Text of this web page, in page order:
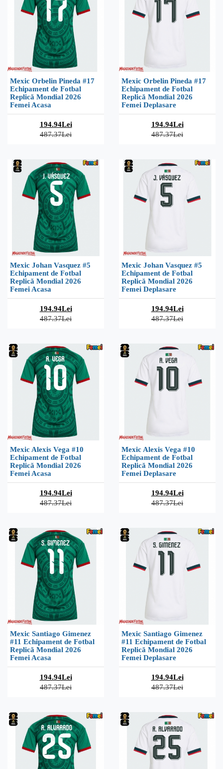
Mexic Orbelin Pineda #17
Echipament de Fotbal
Replică Mondial 2026
Femei Acasa
194.94Lei
487.37Lei
Mexic Orbelin Pineda #17
Echipament de Fotbal
Replică Mondial 2026
Femei Deplasare
194.94Lei
487.37Lei
Mexic Johan Vasquez #5
Echipament de Fotbal
Replică Mondial 2026
Femei Acasa
194.94Lei
487.37Lei
Mexic Johan Vasquez #5
Echipament de Fotbal
Replică Mondial 2026
Femei Deplasare
194.94Lei
487.37Lei
Mexic Alexis Vega #10
Echipament de Fotbal
Replică Mondial 2026
Femei Acasa
194.94Lei
487.37Lei
Mexic Alexis Vega #10
Echipament de Fotbal
Replică Mondial 2026
Femei Deplasare
194.94Lei
487.37Lei
Mexic Santiago Gimenez
#11 Echipament de Fotbal
Replică Mondial 2026
Femei Acasa
194.94Lei
487.37Lei
Mexic Santiago Gimenez
#11 Echipament de Fotbal
Replică Mondial 2026
Femei Deplasare
194.94Lei
487.37Lei